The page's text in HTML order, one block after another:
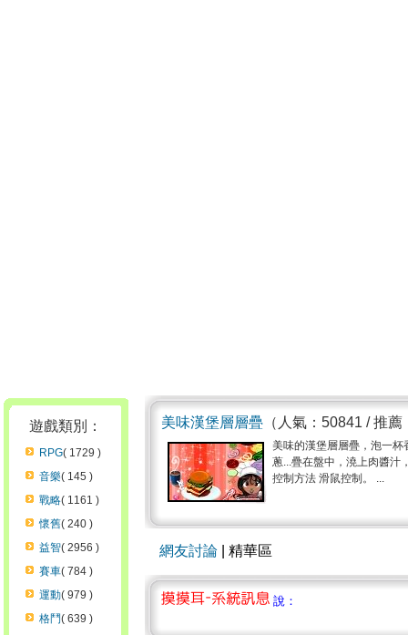
遊戲類別：
RPG( 1729 )
音樂( 145 )
戰略( 1161 )
懷舊( 240 )
益智( 2956 )
賽車( 784 )
運動( 979 )
格鬥( 639 )
美味漢堡層層疊 （人氣：50841 / 推
美味的漢堡層層疊，泡一
蔥...疊在盤中，澆上肉醬汁
控制方法 滑鼠控制。 ...
網友討論 | 精華區
說：